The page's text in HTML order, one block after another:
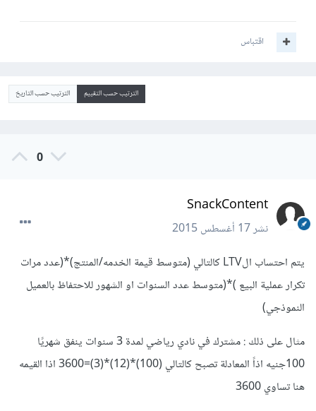
اقتباس
الترتيب حسب التقييم الترتيب حسب التاريخ
0
SnackContent
نشر17 أغسطس 2015
يتم احتساب الLTV كالتالي (متوسط قيمة الخدمه/المنتج)*(عدد مرات
تكرار عملية البيع )*(متوسط عدد السنوات او الشهور للاحتفاظ بالعميل
النموذجي)
مثال على ذلك : مشترك في نادي رياضي لمدة 3 سنوات ينفق شهريًا
100جنيه اذاً المعادلة تصبح كالتالي (100)*(12)*(3)=3600 اذا القيمه
هنا تساوي 3600